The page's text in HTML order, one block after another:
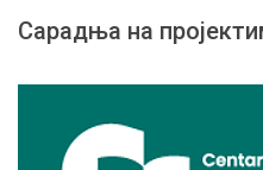
Сарадња на